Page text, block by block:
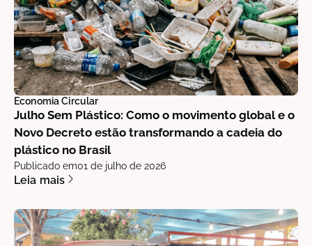
Economia Circular
Julho Sem Plástico: Como o movimento global e o
Novo Decreto estão transformando a cadeia do
plástico no Brasil
Publicado em01 de julho de 2026
Leia mais